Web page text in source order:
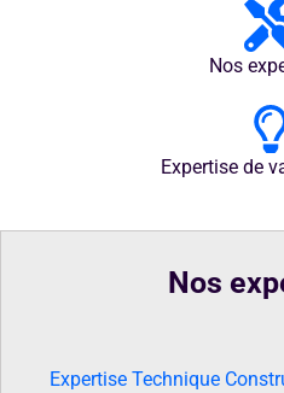
Nos
Expertise de
Nos
Expertise Technique